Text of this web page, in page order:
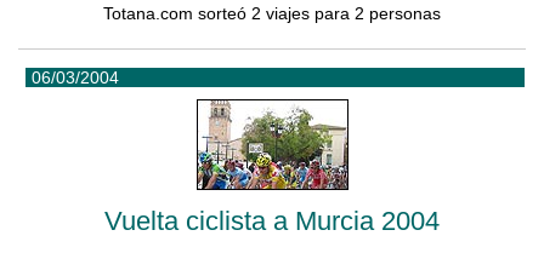
Totana.com sorteó 2 viajes para 2 personas
06/03/2004
Vuelta ciclista a Murcia 2004